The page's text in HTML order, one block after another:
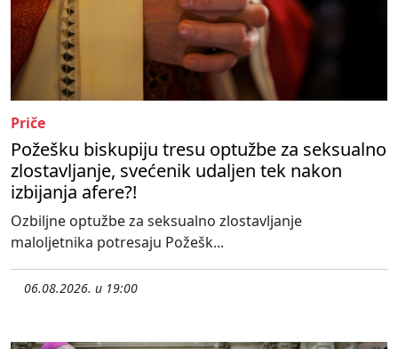
Priče
Požešku biskupiju tresu optužbe za seksualno
zlostavljanje, svećenik udaljen tek nakon
izbijanja afere?!
Ozbiljne optužbe za seksualno zlostavljanje
maloljetnika potresaju Požešk...
06.08.2026. u 19:00